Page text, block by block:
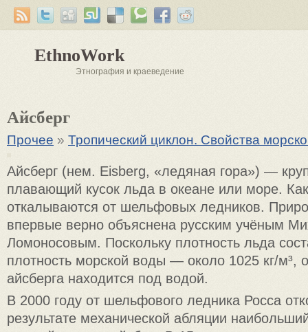
EthnoWork
Этнография и краеведение
Айсберг
Прочее » Тропический циклон. Свойства
Айсберг (нем. Eisberg, «ледяная гора») —
плавающий кусок льда в океане или море.
откалываются от шельфовых ледников.
впервые верно объяснена русским учёным
Ломоносовым. Поскольку плотность льда
плотность морской воды — около 1025 кг/м³,
айсберга находится под водой.
В 2000 году от шельфового ледника Росса
результате механической абляции